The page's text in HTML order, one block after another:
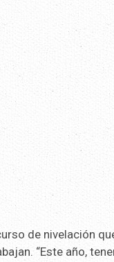
de nivelación
“Este año,